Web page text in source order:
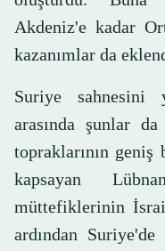
Akdeniz'e kadar
kazanımlar da
Suriye sahnesini
arasında şunlar
topraklarının
kapsayan
müttefiklerinin
ardından